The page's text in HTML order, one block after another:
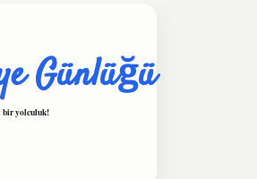
Günlüğü
bir yolculuk!